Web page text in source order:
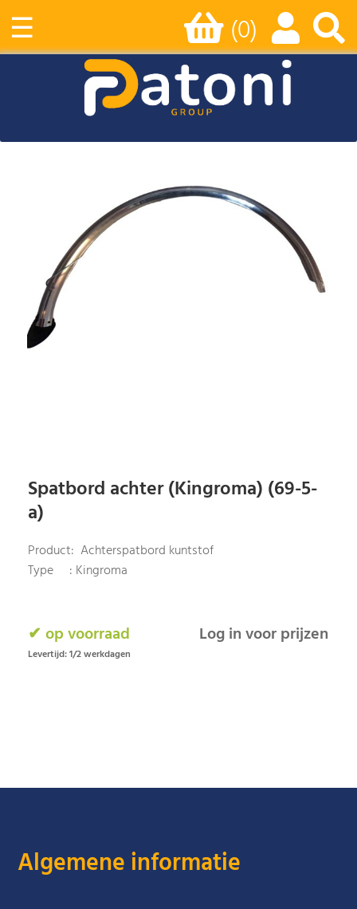
☰ (0)
Spatbord achter (Kingroma) (69-5-
a)
Product: Achterspatbord kuntstof
Type : Kingroma
✔ op voorraad
Levertijd: 1/2 werkdagen
Log in voor prijzen
Algemene informatie